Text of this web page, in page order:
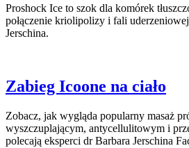
Proshock Ice to szok dla komórek
połączenie kriolipolizy i fali
Jerschina.
Zabieg Icoone na ciało
Zobacz, jak wygląda popularny masaż
wyszczuplającym, antycellulitowym i
polecają eksperci dr Barbara Jerschina